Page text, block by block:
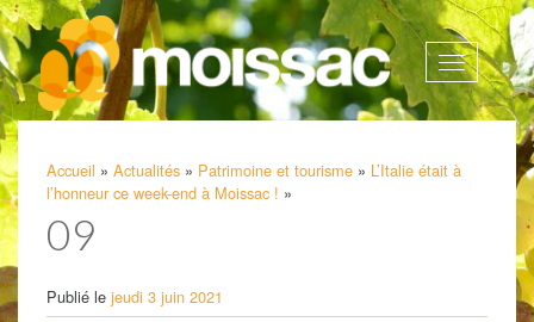
Afficher
la
Accueil » Actualités » Patrimoine et tourisme » L’Italie était à
l’honneur ce week-end à Moissac ! »
09
Publié le jeudi 3 juin 2021